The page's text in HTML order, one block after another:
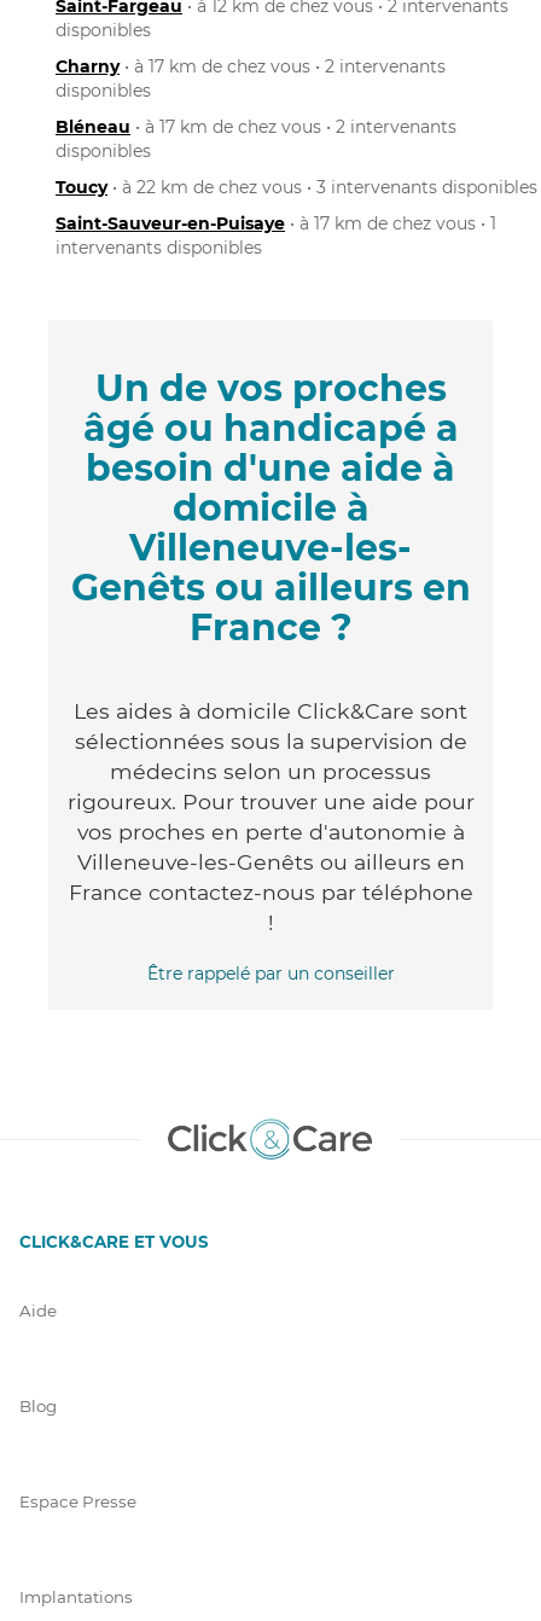
Saint-Fargeau • à 12 km de chez vous • 2 intervenants
disponibles
Charny• à 17 km de chez vous • 2 intervenants
disponibles
Bléneau • à 17 km de chez vous • 2 intervenants
disponibles
Toucy• à 22 km de chez vous • 3 intervenants disponibles
Saint-Sauveur-en-Puisaye • à 17 km de chez vous • 1
intervenants disponibles
Un de vos proches
âgé ou handicapé a
besoin d'une aide à
domicile à
Villeneuve-les-
Genêts ou ailleurs en
France ?
Les aides à domicile Click&Care sont
sélectionnées sous la supervision de
médecins selon un processus
rigoureux. Pour trouver une aide pour
vos proches en perte d'autonomie à
Villeneuve-les-Genêts ou ailleurs en
France contactez-nous par téléphone
!
Être rappelé par un conseiller
CLICK&CARE ET VOUS
Aide
Blog
Espace Presse
Implantations